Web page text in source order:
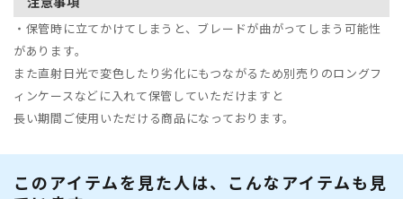
・保管時に立てかけてしまうと、ブレードが曲がってしまう可能性
があります。
また直射日光で変色したり劣化にもつながるため別売りのロングフ
ィンケースなどに入れて保管していただけますと
長い期間ご使用いただける商品になっております。
このアイテムを見た人は、こんなアイテムも見